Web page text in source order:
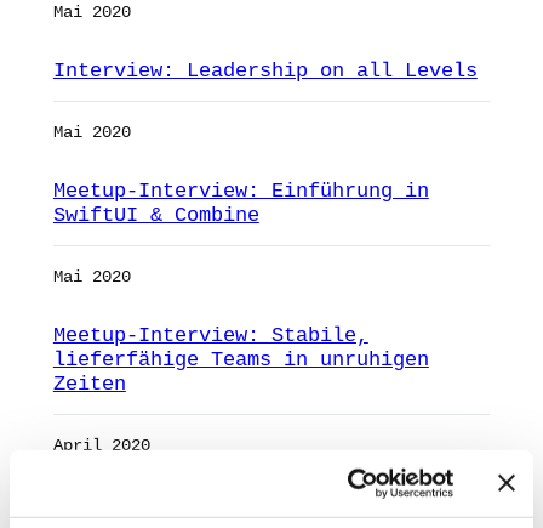
Mai 2020
Interview: Leadership on all Levels
Mai 2020
Meetup-Interview: Einführung in
SwiftUI & Combine
Mai 2020
Meetup-Interview: Stabile,
lieferfähige Teams in unruhigen
Zeiten
April 2020
#UniteForClimate: Interview mit Max